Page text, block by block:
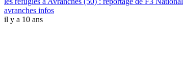
avranches infos
il y a 10 ans